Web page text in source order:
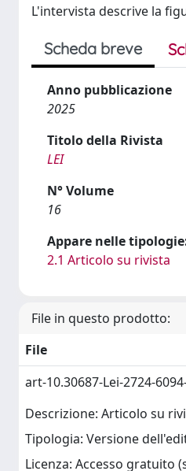
L'intervista descrive la
Scheda breve
Anno pubblicazione
2025
Titolo della Rivista
LEI
N° Volume
16
Appare nelle
2.1 Articolo su rivista
File in questo prodotto:
File
art-10.30687-Lei-2724-
Descrizione: Articolo su
Tipologia: Versione
Licenza: Accesso gratuito